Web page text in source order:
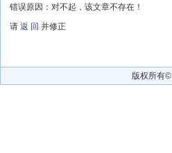
错误原因：对不起，该文章不存在！
请 返 回 并修正
版权所有©